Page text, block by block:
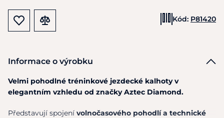
Kód: P81420
Informace o výrobku
Velmi pohodlné tréninkové jezdecké kalhoty v
elegantním vzhledu od značky Aztec Diamond.
Představují spojení volnočasového pohodlí a technické